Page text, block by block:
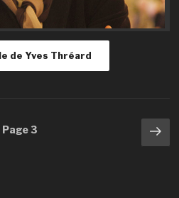
de Yves Thréard
Page3